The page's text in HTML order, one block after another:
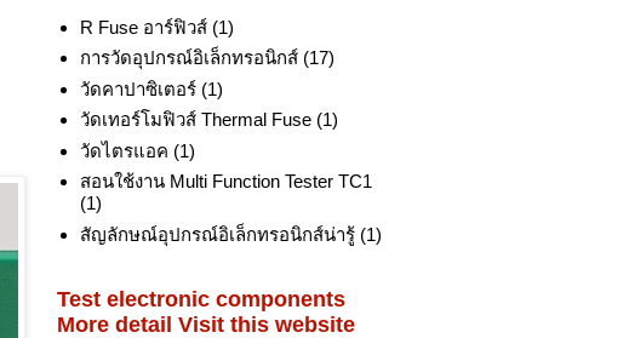
R Fuse อาร์ฟิวส์ (1)
การวัดอุปกรณ์อิเล็กทรอนิกส์ (17)
วัดคาปาซิเตอร์ (1)
วัดเทอร์โมฟิวส์ Thermal Fuse (1)
วัดไตรแอค (1)
สอนใช้งาน Multi Function Tester TC1
(1)
สัญลักษณ์อุปกรณ์อิเล็กทรอนิกส์น่ารู้ (1)
Test electronic components
More detail Visit this website